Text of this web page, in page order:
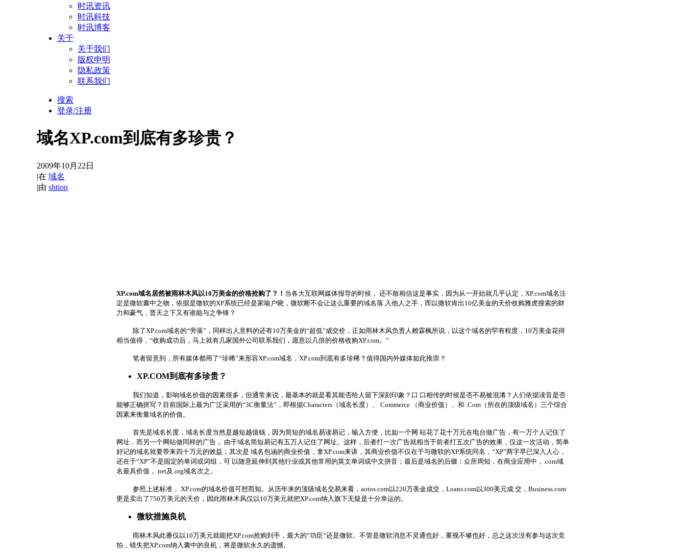
时讯资讯
时讯科技
时讯博客
关于
关于我们
版权申明
隐私政策
联系我们
搜索
登录/注册
域名XP.com到底有多珍贵？
2009年10月22日
|在 域名
|由 shtion
XP.com域名居然被雨林木风以10万美金的价格抢购了？！ 当各大互联网媒体报导的时候， 还不敢相信这是事实，因为从一开始就几乎认定，XP.com域名注
定是微软囊中之物，依据是微软的XP系统已经是家喻户晓，微软断不会让这么重要的域名落 入他人之手，而以微软肯出10亿美金的天价收购雅虎搜索的财
力和豪气，普天之下又有谁能与之争锋？
除了XP.com域名的“旁落”，同样出人意料的还有10万美金的“超低”成交价，正如雨林木风负责人赖霖枫所说，以这个域名的罕有程度，10万美金花得
相当值得，“收购成功后，马上就有几家国外公司联系我们，愿意以几倍的价格收购XP.com。”
笔者留意到，所有媒体都用了“珍稀”来形容XP.com域名，XP.com到底有多珍稀？值得国内外媒体如此推崇？
XP.COM到底有多珍贵？
我们知道，影响域名价值的因素很多，但通常来说，最基本的就是看其能否给人留下深刻印象？口 口相传的时候是否不易被混淆？人们依据读音是否
能够正确拼写？目前国际上最为广泛采用的“3C衡量法”，即根据Characters（域名长度）、 Commerce （商业价值）、和 .Com（所在的顶级域名）三个综合
因素来衡量域名的价值。
首先是域名长度，域名长度当然是越短越值钱，因为简短的域名易读易记，输入方便，比如一个网 站花了花十万元在电台做广告，有一万个人记住了
网址，而另一个网站做同样的广告， 由于域名简短易记有五万人记住了网址。这样，后者打一次广告就相当于前者打五次广告的效果，仅这一次活动，简单
好记的域名就要带来四十万元的效益；其次是 域名包涵的商业价值，拿XP.com来讲，其商业价值不仅在于与微软的XP系统同名，“XP”两字早已深入人心，
还在于“XP”不是固定的单词或词组，可 以随意延伸到其他行业或其他常用的英文单词或中文拼音；最后是域名的后缀：众所周知，在商业应用中，.com域
名最具价值，.net及.org域名次之。
参照上述标准， XP.com的域名价值可想而知。从历年来的顶级域名交易来看，aotos.com以220万美金成交，Loans.com以300美元成 交，Business.com
更是卖出了750万美元的天价，因此雨林木风仅以10万美元就把XP.com纳入旗下无疑是十分幸运的。
微软措施良机
雨林木风此番仅以10万美元就能把XP.com抢购到手，最大的“功臣”还是微软。不管是微软消息不灵通也好，重视不够也好，总之这次没有参与这次竞
拍，错失把XP.com纳入囊中的良机，将是微软永久的遗憾。